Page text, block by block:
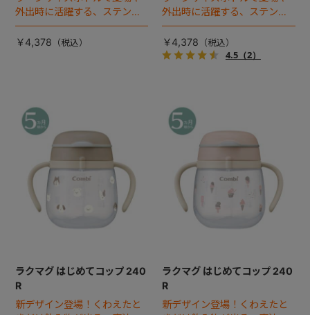
外出時に活躍する、ステンレ
スタイプのストローマグ。
￥4,378
外出時に活躍する、ステンレ
スタイプのストローマグ。
￥4,378
4.5（2）
ラクマグ はじめてコップ 240
R
新デザイン登場！くわえたと
ラクマグ はじめてコップ 240
R
新デザイン登場！くわえたと